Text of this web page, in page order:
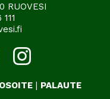
RUOVESI
| PALAUTE